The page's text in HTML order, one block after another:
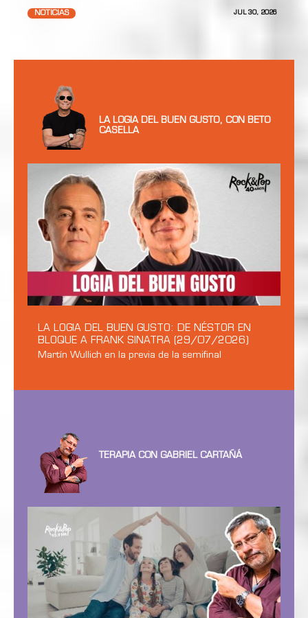
NOTICIAS JUL 30, 2026
LA LOGIA DEL BUEN GUSTO, CON BETO
CASELLA
LA LOGIA DEL BUEN GUSTO: DE NÉSTOR EN
BLOQUE A FRANK SINATRA (29/07/2026)
Martín Wullich en la previa de la semifinal
TERAPIA CON GABRIEL CARTAÑÁ